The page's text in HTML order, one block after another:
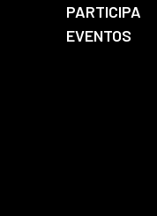
PARTICIPA
EVENTOS